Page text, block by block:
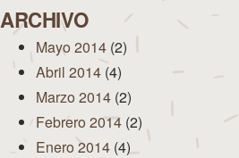
ARCHIVO
Mayo 2014 (2)
Abril 2014 (4)
Marzo 2014 (2)
Febrero 2014 (2)
Enero 2014 (4)